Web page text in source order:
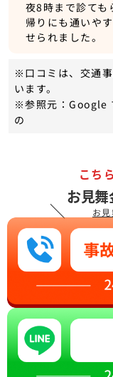
夜8時まで診ても
帰りにも通いや
せられました。
※口コミは、交通
います。
※参照元：Google
の
＼
こち
お見
お